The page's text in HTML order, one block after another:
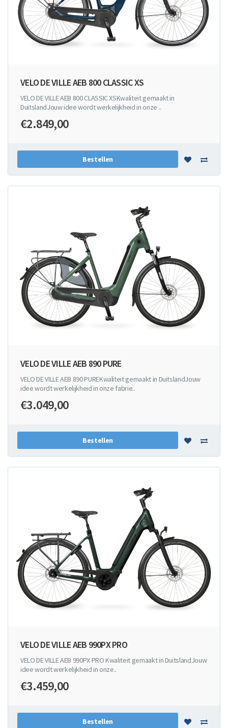
VELO DE VILLE AEB 800 CLASSIC XS
VELO DE VILLE AEB 800 CLASSIC XSKwaliteit gemaakt in
DuitslandJouw idee wordt werkelijkheid in onze ..
€2.849,00
Bestellen
VELO DE VILLE AEB 890 PURE
VELO DE VILLE AEB 890 PUREKwaliteit gemaakt in DuitslandJouw
idee wordt werkelijkheid in onze fabrie..
€3.049,00
Bestellen
VELO DE VILLE AEB 990PX PRO
VELO DE VILLE AEB 990PX PRO Kwaliteit gemaakt in DuitslandJouw
idee wordt werkelijkheid in onze..
€3.459,00
Bestellen